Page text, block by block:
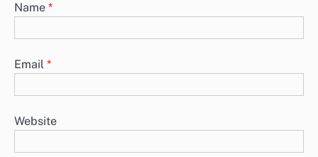
Name *
Email *
Website